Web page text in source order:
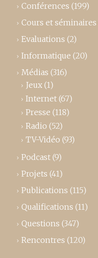
Conférences (199)
Cours et séminaires
Evaluations (2)
Informatique (20)
Médias (316)
Jeux (1)
Internet (67)
Presse (118)
Radio (52)
TV-Vidéo (93)
Podcast (9)
Projets (41)
Publications (115)
Qualifications (11)
Questions (347)
Rencontres (120)